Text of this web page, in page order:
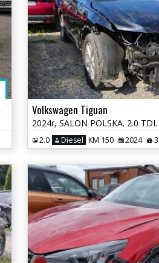
Volkswagen Tiguan
2.0 Diesel KM 150 2024